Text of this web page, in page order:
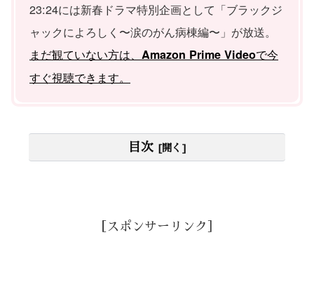
23:24には新春ドラマ特別企画として「ブラックジ
ャックによろしく〜涙のがん病棟編〜」が放送。
まだ観ていない方は、 Amazon Prime Videoで今
すぐ視聴できます。
目次
［スポンサーリンク］